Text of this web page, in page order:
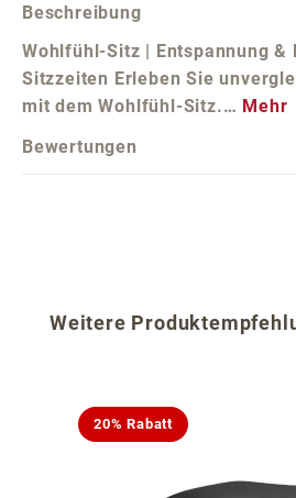
Beschreibung
Wohlfühl-Sitz | Entspannung
Sitzzeiten Erleben Sie
mit dem Wohlfühl-Sitz.… Mehr
Bewertungen
Produktgalerie überspringen
Weitere
20% Rabatt